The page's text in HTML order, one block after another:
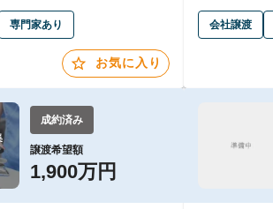
専門家あり
お気に入り
会社譲渡
成約済み
譲渡希望額
1,900万円